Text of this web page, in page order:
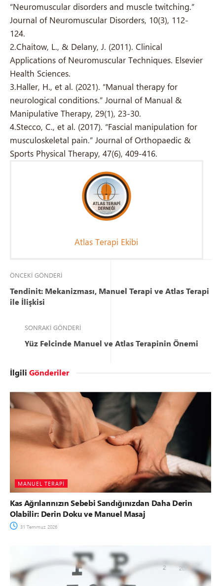
“Neuromuscular disorders and muscle twitching.”
Journal of Neuromuscular Disorders, 10(3), 112-
124.
2.Chaitow, L., & Delany, J. (2011). Clinical
Applications of Neuromuscular Techniques. Elsevier
Health Sciences.
3.Haller, H., et al. (2021). “Manual therapy for
neurological conditions.” Journal of Manual &
Manipulative Therapy, 29(1), 23-30.
4.Stecco, C., et al. (2017). “Fascial manipulation for
musculoskeletal pain.” Journal of Orthopaedic &
Sports Physical Therapy, 47(6), 409-416.
Atlas Terapi Ekibi
ÖNCEKI GÖNDERI
Tendinit: Mekanizması, Manuel Terapi ve Atlas Terapi
ile İlişkisi
SONRAKI GÖNDERI
Yüz Felcinde Manuel ve Atlas Terapinin Önemi
İlgili Gönderiler
MANUEL TERAPI
Kas Ağrılarınızın Sebebi Sandığınızdan Daha Derin
Olabilir: Derin Doku ve Manuel Masaj
31 Temmuz 2026